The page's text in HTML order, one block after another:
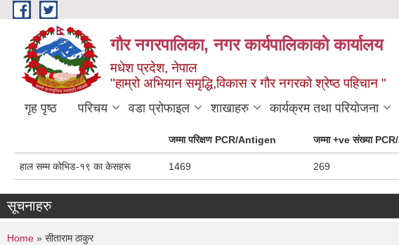
Skip to main content
गौर नगरपालिका, नगर कार्यपालिकाकाे कार्यालय
मधेश प्रदेश, नेपाल
"हाम्रो अभियान समृद्धि,विकास र गौर नगरको श्रेष्ठ पहिचान "
गृह पृष्ठ परिचय वडा प्रोफाइल शाखाहरु कार्यक्रम तथा परियोजना
जम्मा परिक्षण PCR/Antigen जम्मा +ve संख्या
हाल सम्म कोभिड-१९ का केसहरू 1469 269
सूचनाहरु
You are here
Home » सीताराम ठाकुर